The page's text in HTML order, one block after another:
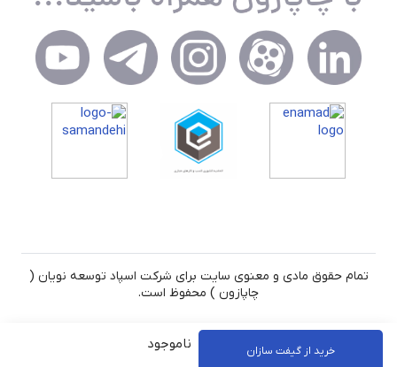
خرید از گیفت سازان ناموجود
تمام حقوق مادی و معنوی سایت برای شرکت اسپاد توسعه نویان (
چاپازون ) محفوظ است.